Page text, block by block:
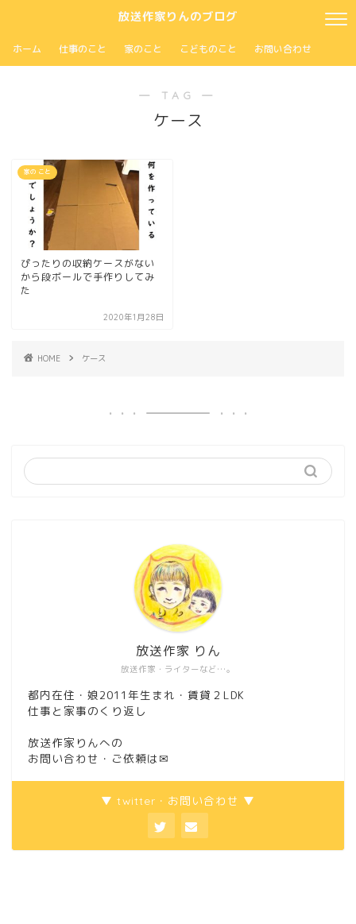
放送作家りんのブログ
ホーム 仕事のこと 家のこと こどものこと お問い合わせ
― TAG ―
ケース
家の こと
ぴったりの収納ケースがない
から段ボールで手作りしてみ
た
2020年1月28日
HOME ケース
放送作家・ライターなど…。
放送作家 りん
都内在住・娘2011年生まれ・賃貸２LDK
仕事と家事のくり返し
放送作家りんへの
お問い合わせ・ご依頼は ✉
▼ twitter・お問い合わせ ▼